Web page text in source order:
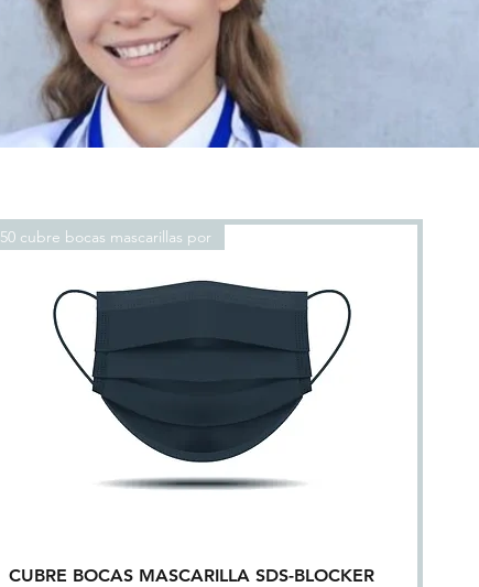
Quick View
50 cubre bocas mascarillas por
CUBRE BOCAS MASCARILLA SDS-BLOCKER